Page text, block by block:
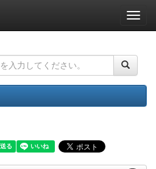
ナ
ビ
ー
ョ
ン